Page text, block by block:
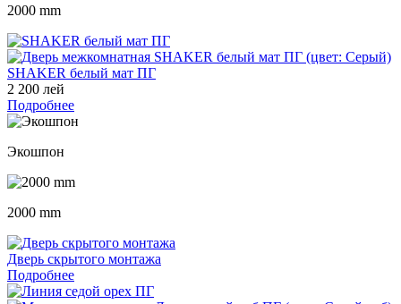
2000 mm
SHAKER белый мат ПГ
2 200 лей
Подробнее
Экошпон
2000 mm
Дверь скрытого монтажа
Подробнее